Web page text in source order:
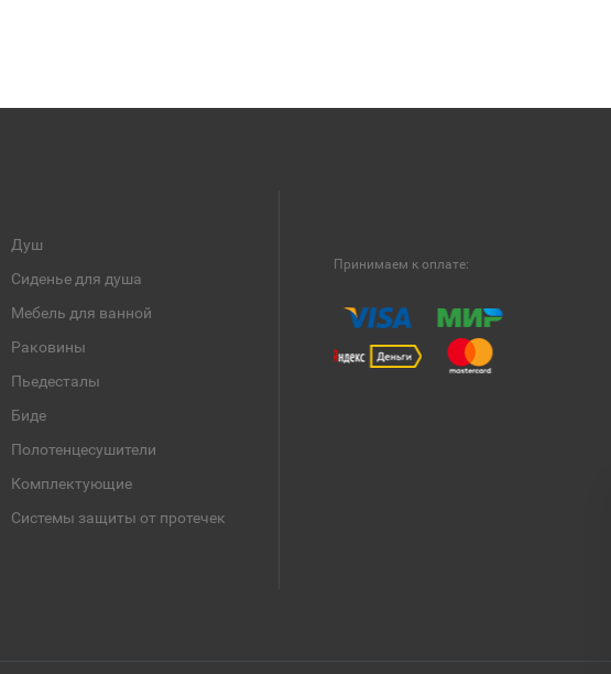
Душ
Сиденье для душа
Мебель для ванной
Раковины
Пьедесталы
Биде
Полотенцесушители
Комплектующие
Системы защиты от протечек
Принимаем к оплате: